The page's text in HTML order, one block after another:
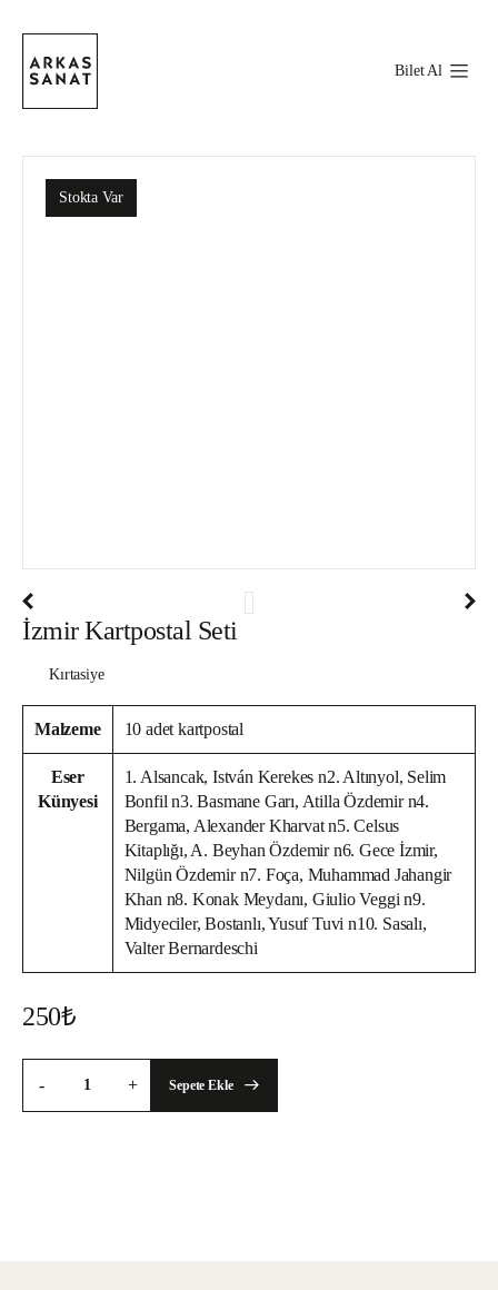
Bilet Al
Stokta Var
İzmir Kartpostal Seti
Kırtasiye
Malzeme
Eser
Künyesi
10 adet kartpostal
1. Alsancak, István Kerekes n2. Altınyol, Selim
Bonfil n3. Basmane Garı, Atilla Özdemir n4.
Bergama, Alexander Kharvat n5. Celsus
Kitaplığı, A. Beyhan Özdemir n6. Gece İzmir,
Nilgün Özdemir n7. Foça, Muhammad Jahangir
Khan n8. Konak Meydanı, Giulio Veggi n9.
Midyeciler, Bostanlı, Yusuf Tuvi n10. Sasalı,
Valter Bernardeschi
250₺
- + Sepete Ekle